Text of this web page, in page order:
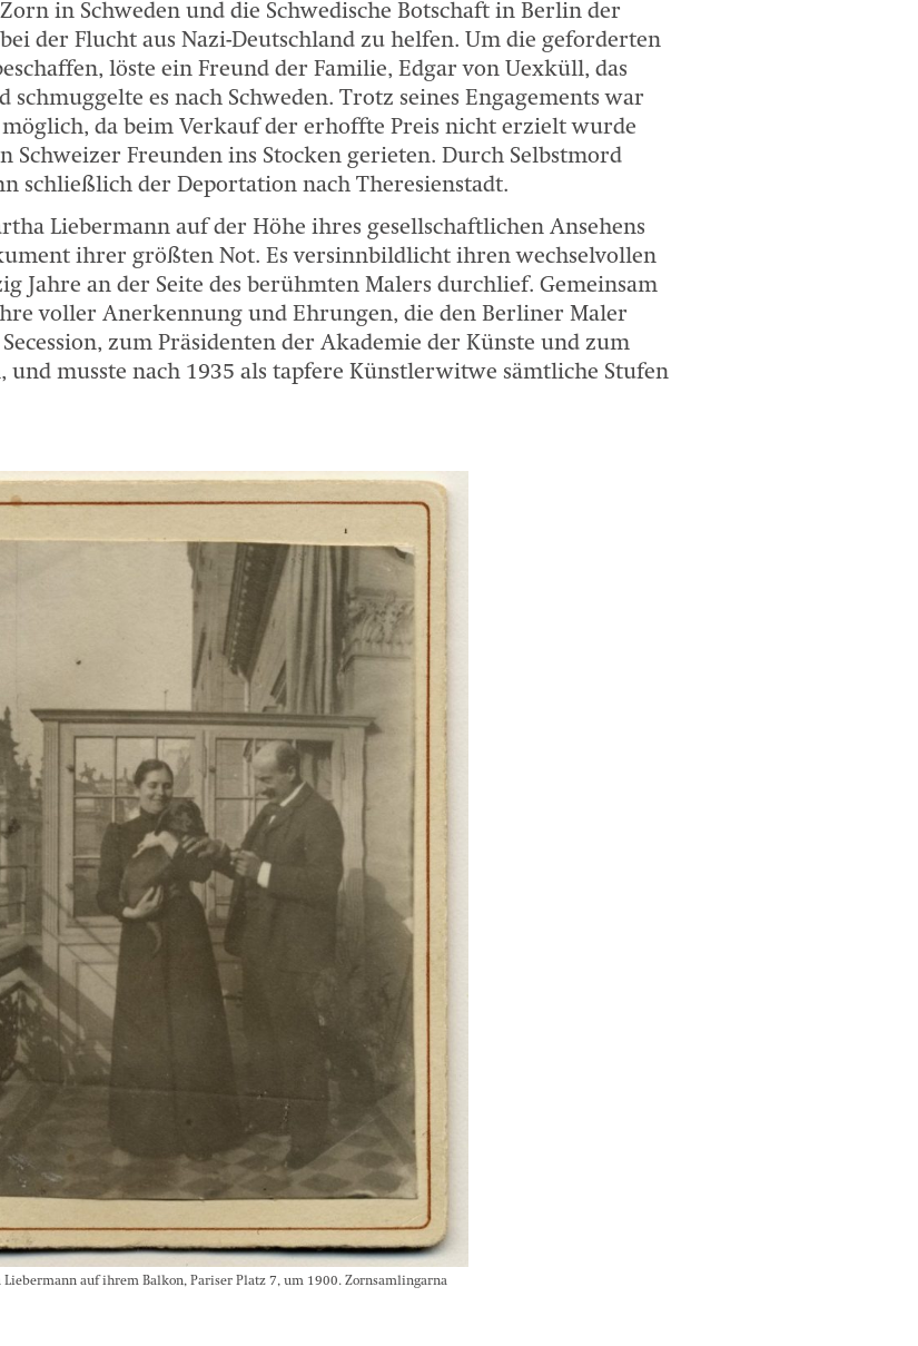
in Schweden und die Schwedische Botschaft in Berlin der
der Flucht aus Nazi-Deutschland zu helfen. Um die geforderten
löste ein Freund der Familie, Edgar von Uexküll, das
schmuggelte es nach Schweden. Trotz seines Engagements war
da beim Verkauf der erhoffte Preis nicht erzielt wurde
Schweizer Freunden ins Stocken gerieten. Durch Selbstmord
schließlich der Deportation nach Theresienstadt.
Liebermann auf der Höhe ihres gesellschaftlichen Ansehens
ihrer größten Not. Es versinnbildlicht ihren wechselvollen
Jahre an der Seite des berühmten Malers durchlief. Gemeinsam
voller Anerkennung und Ehrungen, die den Berliner Maler
zum Präsidenten der Akademie der Künste und zum
musste nach 1935 als tapfere Künstlerwitwe sämtliche Stufen
Liebermann auf ihrem Balkon, Pariser Platz 7, um 1900. Zornsamlingarna